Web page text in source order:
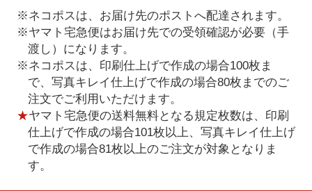
※ネコポスは、お届け先のポストへ配達されます。
※ヤマト宅急便はお届け先での受領確認が必要（手
渡し）になります。
※ネコポスは、印刷仕上げで作成の場合100枚ま
で、写真キレイ仕上げで作成の場合80枚までのご
注文でご利用いただけます。
★ヤマト宅急便の送料無料となる規定枚数は、印刷
仕上げで作成の場合101枚以上、写真キレイ仕上げ
で作成の場合81枚以上のご注文が対象となりま
す。